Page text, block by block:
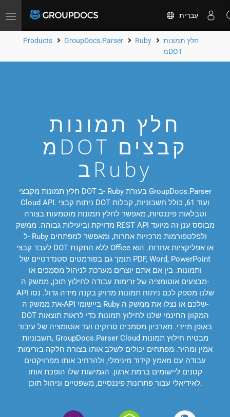
Toggle
עִברִית
Products GroupDocs.Parser Ruby
חלץ תמונות
מDOT
חלץ תמונות
מDOT קבצים
בRuby
חלץ תמונות מקבצי DOT ב- Ruby בעזרת GroupDocs.Parser
Cloud API. ניתוח קבצי DOT ועוד 61, כולל חשבוניות, קבלות
וטבלאות פיננסיות, מאפשר לחלץ תמונות מוטמעות בצורה
מדויקת וביעילות גבוהה. ממשק REST API מבוסס ענן זה מיועד
ל- Ruby ולפלטפורמות מרכזיות אחרות, ומאפשר למפתחים
לעבד קבצי DOT ללא התקנת Office או אפליקציות אחרות. הוא
תומך גם בפורמטים סטנדרטיים של PDF, Word, PowerPoint
ותמונות. בין אם אתם יוצרים מערכת לניהול מסמכים או
מבצעים אוטומציה של זרימות עבודה לחילוץ תוכן, ממשק ה-
API שלנו מספק לכם ניתוח תמונות מדויק בקנה מידה גדול. נסו
את ממשק ה-API ביישומי Ruby שלכם או נצלו את ממשק ה-
DOT המקוון החינמי שלנו לחילוץ תמונות כדי לראות תוצאות
באופן מיידי. מארכיון מסמכים סרוקים ועד אוטומציה של עיבוד
חשבוניות, GroupDocs.Parser Cloud מבטיח חילוץ תמונות
אמין ומהיר. מפתחים יכולים לשלב אותו בצורה חלקה בזרימות
עבודה עם מאמץ קידוד מינימלי, ולהרחיב אותו מפרויקטים
קטנים ליישומים ברמת ארגון. הגמישות שלו הופכת אותו
לאידיאלי עבור פתרונות פיננסיים, משפטיים וניהול תוכן.